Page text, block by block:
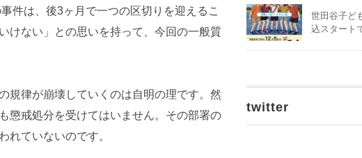
件は、後3ヶ月で一つの区切りを迎えるこ
けない」との思いを持って、今回の一般質
規律が崩壊していくのは自明の理です。然
懲戒処分を受けてはいません。その部署の
れていないのです。
世田谷子ど
込スタート
twitter